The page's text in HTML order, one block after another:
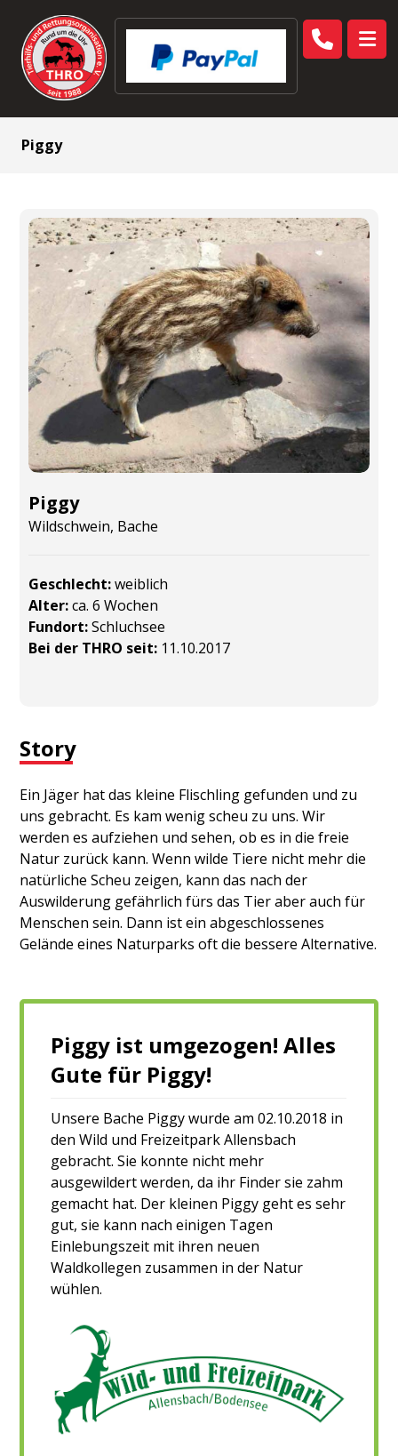
Piggy
Piggy
Wildschwein, Bache
Geschlecht:weiblich
Alter:ca. 6 Wochen
Fundort:Schluchsee
Bei der THRO seit: 11.10.2017
Story
Ein Jäger hat das kleine Flischling gefunden und zu
uns gebracht. Es kam wenig scheu zu uns. Wir
werden es aufziehen und sehen, ob es in die freie
Natur zurück kann. Wenn wilde Tiere nicht mehr die
natürliche Scheu zeigen, kann das nach der
Auswilderung gefährlich fürs das Tier aber auch für
Menschen sein. Dann ist ein abgeschlossenes
Gelände eines Naturparks oft die bessere Alternative.
Piggy ist umgezogen! Alles
Gute für Piggy!
Unsere Bache Piggy wurde am 02.10.2018 in
den Wild und Freizeitpark Allensbach
gebracht. Sie konnte nicht mehr
ausgewildert werden, da ihr Finder sie zahm
gemacht hat. Der kleinen Piggy geht es sehr
gut, sie kann nach einigen Tagen
Einlebungszeit mit ihren neuen
Waldkollegen zusammen in der Natur
wühlen.